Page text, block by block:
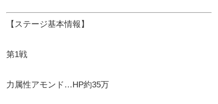
【ステージ基本情報】
第1戦
力属性アモンド…HP約35万